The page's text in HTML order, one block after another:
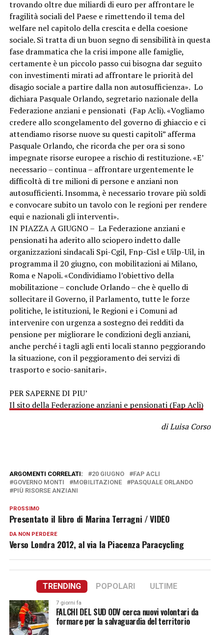
trovando oltre due miliardi di euro per affrontare le
fragilità sociali del Paese e rimettendo il tema del
welfare nel capitolo della crescita e della coesione
sociale. Si tratta di un buon segno di sensibilità in questa
fase drammatica che la crisi impone alle famiglie,
certamente è un piccolo passo cui bisogna dar seguito
con investimenti mirati ad affrontare le priorità del
disagio sociale a partire dalla non autosufficienza». Lo
dichiara Pasquale Orlando, segretario nazionale della
Federazione anziani e pensionati (Fap Acli). «Vogliamo
credere allo scongelamento del governo di ghiaccio e ci
attendiamo risorse nuove su questi capitoli” afferma
Pasquale Orlando, che ricorda che per ora si sono
impegnate risorse europee a rischio di restituzione. «E’
necessario – continua – affrontare urgentemente le
difficoltà di tre milioni di persone e anziani non
autosufficienti. Insomma, è necessario trovare più soldi
e convocare subito un tavolo con le regioni per rendere
equi e nazionali gli interventi».
IN PIAZZA A GIUGNO – La Federazione anziani e
pensionati ha aderito allo sciopero indetto dalle
organizzazioni sindacali Spi-Cgil, Fnp-Cisl e Uilp-Uil, in
programma il 20 giugno, con mobilitazioni ai Milano,
Roma e Napoli. «Condividiamo l’obiettivo della
mobilitazione – conclude Orlando – che è quello di
sollecitare il Governo, il Parlamento, tutte le forze
politiche, le istituzioni, le Regioni e i Comuni ad
intervenire con urgenza a sostegno dei redditi da
pensione per migliorare le condizioni degli anziani,
anche perché i tagli agli enti locali stanno peggiorando
la situazione, con il peggioramento dei servizi di
trasporto e socio-sanitari».
PER SAPERNE DI PIU’
Il sito della Federazione anziani e pensionati (Fap Acli)
di Luisa Corso
ARGOMENTI CORRELATI: 20 GIUGNO
FAP ACLI
GOVERNO MONTI
MOBILITAZIONE
PASQUALE ORLANDO
PIÙ RISORSE ANZIANI
PROSSIMO
Presentato il libro di Marina Terragni / VIDEO
DA NON PERDERE
Verso Londra 2012, al via la Piacenza Paracycling
TRENDING POPOLARI ULTIME
7 giorni fa
FALCHI DEL SUD ODV cerca nuovi volontari da
formare per la salvaguardia del territorio